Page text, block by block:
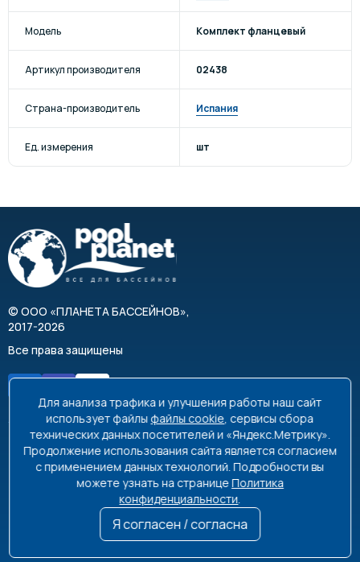
Модель Комплект фланцевый
Артикул производителя 02438
Страна-производитель Испания
Ед. измерения шт
© ООО «ПЛАНЕТА БАССЕЙНОВ»,
2017-2026
Все права защищены
8 495 663-99-48
8 800 350-99-08
info@poolplanet.ru
г. Москва, проспект Мира, д. 61
Пн-Пт 9:00-18:00 Сб-Вс выходной
Для анализа трафика и улучшения работы наш сайт
использует файлы файлы cookie, сервисы сбора
технических данных посетителей и «Яндекс.Метрику».
Продолжение использования сайта является согласием
с применением данных технологий. Подробности вы
можете узнать на страницеПолитика
конфиденциальности.
Я согласен / согласна